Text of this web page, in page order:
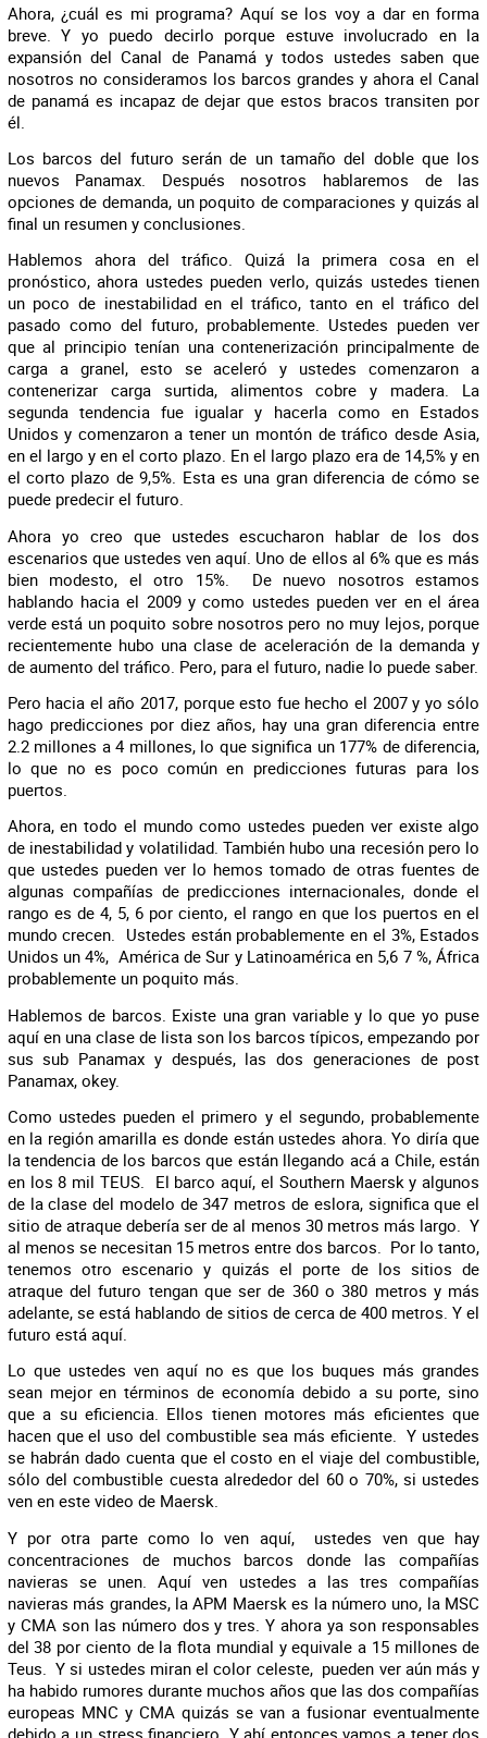
Ahora, ¿cuál es mi programa? Aquí se los voy a dar en forma
breve. Y yo puedo decirlo porque estuve involucrado en la
expansión del Canal de Panamá y todos ustedes saben que
nosotros no consideramos los barcos grandes y ahora el Canal
de panamá es incapaz de dejar que estos bracos transiten por
él.
Los barcos del futuro serán de un tamaño del doble que los
nuevos Panamax. Después nosotros hablaremos de las
opciones de demanda, un poquito de comparaciones y quizás al
final un resumen y conclusiones.
Hablemos ahora del tráfico. Quizá la primera cosa en el
pronóstico, ahora ustedes pueden verlo, quizás ustedes tienen
un poco de inestabilidad en el tráfico, tanto en el tráfico del
pasado como del futuro, probablemente. Ustedes pueden ver
que al principio tenían una contenerización principalmente de
carga a granel, esto se aceleró y ustedes comenzaron a
contenerizar carga surtida, alimentos cobre y madera. La
segunda tendencia fue igualar y hacerla como en Estados
Unidos y comenzaron a tener un montón de tráfico desde Asia,
en el largo y en el corto plazo. En el largo plazo era de 14,5% y en
el corto plazo de 9,5%. Esta es una gran diferencia de cómo se
puede predecir el futuro.
Ahora yo creo que ustedes escucharon hablar de los dos
escenarios que ustedes ven aquí. Uno de ellos al 6% que es más
bien modesto, el otro 15%. De nuevo nosotros estamos
hablando hacia el 2009 y como ustedes pueden ver en el área
verde está un poquito sobre nosotros pero no muy lejos, porque
recientemente hubo una clase de aceleración de la demanda y
de aumento del tráfico. Pero, para el futuro, nadie lo puede saber.
Pero hacia el año 2017, porque esto fue hecho el 2007 y yo sólo
hago predicciones por diez años, hay una gran diferencia entre
2.2 millones a 4 millones, lo que significa un 177% de diferencia,
lo que no es poco común en predicciones futuras para los
puertos.
Ahora, en todo el mundo como ustedes pueden ver existe algo
de inestabilidad y volatilidad. También hubo una recesión pero lo
que ustedes pueden ver lo hemos tomado de otras fuentes de
algunas compañías de predicciones internacionales, donde el
rango es de 4, 5, 6 por ciento, el rango en que los puertos en el
mundo crecen. Ustedes están probablemente en el 3%, Estados
Unidos un 4%, América de Sur y Latinoamérica en 5,6 7 %, África
probablemente un poquito más.
Hablemos de barcos. Existe una gran variable y lo que yo puse
aquí en una clase de lista son los barcos típicos, empezando por
sus sub Panamax y después, las dos generaciones de post
Panamax, okey.
Como ustedes pueden el primero y el segundo, probablemente
en la región amarilla es donde están ustedes ahora. Yo diría que
la tendencia de los barcos que están llegando acá a Chile, están
en los 8 mil TEUS. El barco aquí, el Southern Maersk y algunos
de la clase del modelo de 347 metros de eslora, significa que el
sitio de atraque debería ser de al menos 30 metros más largo. Y
al menos se necesitan 15 metros entre dos barcos. Por lo tanto,
tenemos otro escenario y quizás el porte de los sitios de
atraque del futuro tengan que ser de 360 o 380 metros y más
adelante, se está hablando de sitios de cerca de 400 metros. Y el
futuro está aquí.
Lo que ustedes ven aquí no es que los buques más grandes
sean mejor en términos de economía debido a su porte, sino
que a su eficiencia. Ellos tienen motores más eficientes que
hacen que el uso del combustible sea más eficiente. Y ustedes
se habrán dado cuenta que el costo en el viaje del combustible,
sólo del combustible cuesta alrededor del 60 o 70%, si ustedes
ven en este video de Maersk.
Y por otra parte como lo ven aquí, ustedes ven que hay
concentraciones de muchos barcos donde las compañías
navieras se unen. Aquí ven ustedes a las tres compañías
navieras más grandes, la APM Maersk es la número uno, la MSC
y CMA son las número dos y tres. Y ahora ya son responsables
del 38 por ciento de la flota mundial y equivale a 15 millones de
Teus. Y si ustedes miran el color celeste, pueden ver aún más y
ha habido rumores durante muchos años que las dos compañías
europeas MNC y CMA quizás se van a fusionar eventualmente
debido a un stress financiero. Y ahí entonces vamos a tener dos